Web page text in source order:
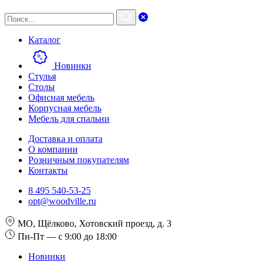
Каталог
Новинки
Стулья
Столы
Офисная мебель
Корпусная мебель
Мебель для спальни
Доставка и оплата
О компании
Розничным покупателям
Контакты
8 495 540-53-25
opt@woodville.ru
МО, Щёлково, Хотовский проезд, д. 3
Пн-Пт — с 9:00 до 18:00
Новинки